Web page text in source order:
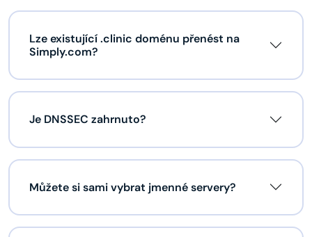
Lze existující .clinic doménu přenést na
Simply.com?
Je DNSSEC zahrnuto?
Můžete si sami vybrat jmenné servery?